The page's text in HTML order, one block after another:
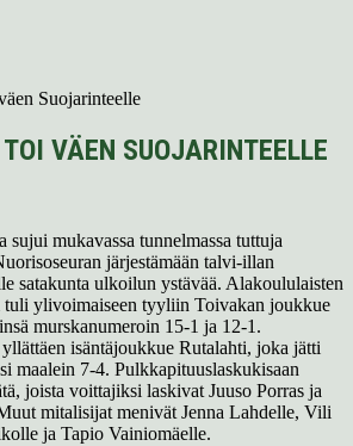
Suojarinteelle
VÄEN SUOJARINTEELLE
sujui mukavassa tunnelmassa tuttuja
järjestämään talvi-illan
satakunta ulkoilun ystävää. Alakoululaisten
tuli ylivoimaiseen tyyliin Toivakan joukkue
murskanumeroin 15-1 ja 12-1.
isäntäjoukkue Rutalahti, joka jätti
maalein 7-4. Pulkkapituuslaskukisaan
joista voittajiksi laskivat Juuso Porras ja
mitalisijat menivät Jenna Lahdelle, Vili
ja Tapio Vainiomäelle.